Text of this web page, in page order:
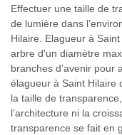
Effectuer une taille de
de lumière dans
Hilaire. Elagueur à
arbre d'un diamètre
branches d’avenir pour
élagueur à Saint Hilaire
la taille de
l’architecture ni la
transparence se fait en